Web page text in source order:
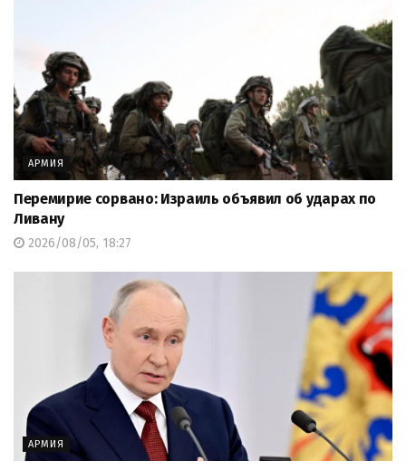
АРМИЯ
Перемирие сорвано: Израиль объявил об ударах по
Ливану
2026/08/05, 18:27
АРМИЯ